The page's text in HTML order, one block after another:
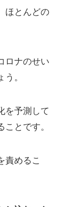
ほとんどの
ロナのせい
。
を予測して
とです。
責めるこ